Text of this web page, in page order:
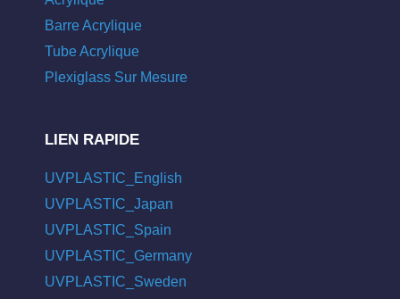
Barre Acrylique
Tube Acrylique
Plexiglass Sur Mesure
LIEN RAPIDE
UVPLASTIC_English
UVPLASTIC_Japan
UVPLASTIC_Spain
UVPLASTIC_Germany
UVPLASTIC_Sweden